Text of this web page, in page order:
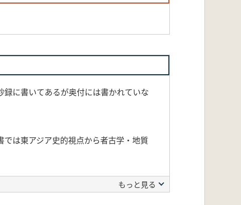
に書いてあるが奥付には書かれていな
は東アジア史的視点から者古学・地質
もっと見る